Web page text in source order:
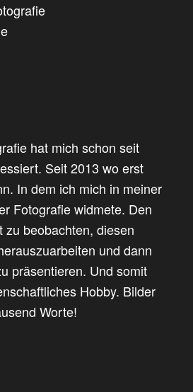
hat mich schon seit
Seit 2013 wo erst
In dem ich mich in meiner
Fotografie widmete. Den
zu beobachten, diesen
und dann
präsentieren. Und somit
Hobby. Bilder
Worte!